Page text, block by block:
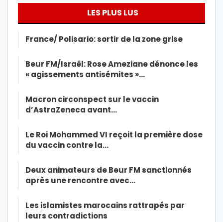
LES PLUS LUS
France/ Polisario: sortir de la zone grise
Beur FM/Israël: Rose Ameziane dénonce les
« agissements antisémites »…
Macron circonspect sur le vaccin
d’AstraZeneca avant…
Le Roi Mohammed VI reçoit la première dose
du vaccin contre la…
Deux animateurs de Beur FM sanctionnés
après une rencontre avec…
Les islamistes marocains rattrapés par
leurs contradictions